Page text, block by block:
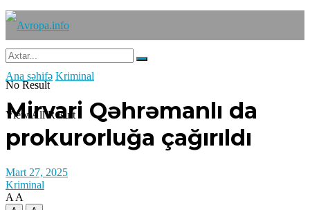
No Result
View All Result
Ana səhifə Kriminal
Mirvari Qəhrəmanlı da
prokurorluğa çağırıldı
Mart 27, 2025
Kriminal
A A